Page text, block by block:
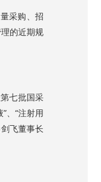
采购、招
的近期规
七批国采
、“注射用
飞董事长